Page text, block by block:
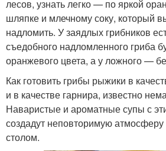
лесов, узнать легко — по яркой
шляпке и млечному соку, который
надломить. У заядлых грибников
съедобного надломленного гриба
оранжевого цвета, а у ложного —
Как готовить грибы рыжики в
и в качестве гарнира, известно
Наваристые и ароматные супы с
создадут неповторимую
столом.